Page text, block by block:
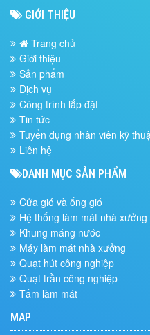
GIỚI THIỆU
Trang chủ
Giới thiệu
Sản phẩm
Dịch vụ
Công trình lắp đặt
Tin tức
Tuyển dụng nhân viên kỹ
Liên hệ
DANH MỤC SẢN PHẨM
Cửa gió và ống gió
Hệ thống làm mát nhà xưởng
Khung máng nước
Máy làm mát nhà xưởng
Quạt hút công nghiệp
Quạt trần công nghiệp
Tấm làm mát
MAP